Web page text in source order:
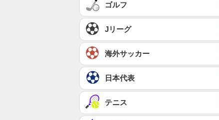
ゴルフ
Jリーグ
海外サッカー
日本代表
テニス